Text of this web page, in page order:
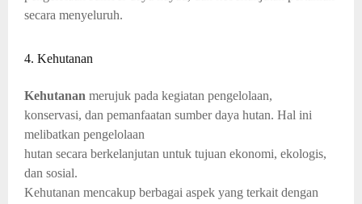
secara menyeluruh.
4. Kehutanan
Kehutanan merujuk pada kegiatan pengelolaan,
konservasi, dan pemanfaatan sumber daya hutan. Hal ini
melibatkan pengelolaan
hutan secara berkelanjutan untuk tujuan ekonomi, ekologis,
dan sosial.
Kehutanan mencakup berbagai aspek yang terkait dengan